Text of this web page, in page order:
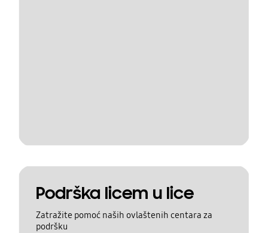
Podrška licem u lice
Zatražite pomoć naših ovlaštenih centara za
podršku